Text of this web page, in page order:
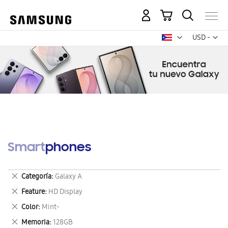
USD -
dólar
Mi carrito
Smartphones
Categoría Galaxy A
Eliminar
este
artículo
Feature HD Display
Eliminar
este
artículo
Color Mint-
Eliminar
este
Memoria 128GB
Eliminar